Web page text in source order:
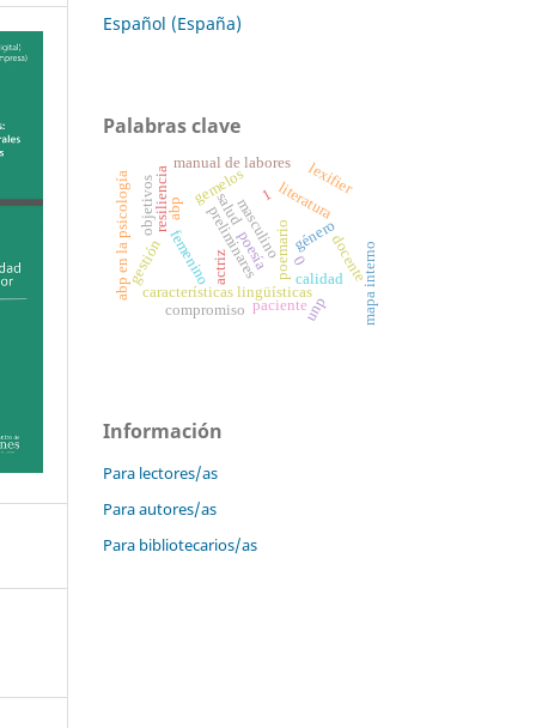
Español (España)
Palabras clave
preliminares
poesía
literatura
poemario
características lingüísticas
género
actriz
masculino
femenino 0
calidad
salud
paciente
gestión
abp
abp en la psicología gemelos
resiliencia 1
compromiso
docente
unp mapa interno
objetivos
manual de labores lexifier
Información
Para lectores/as
Para autores/as
Para bibliotecarios/as